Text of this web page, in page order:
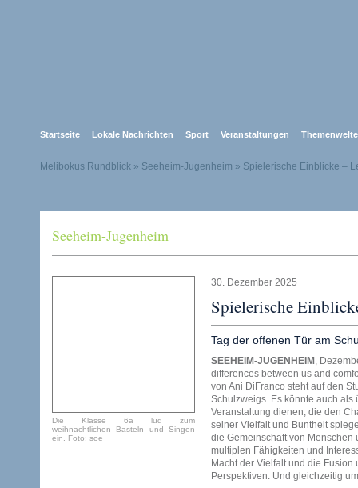
Startseite Lokale Nachrichten Sport Veranstaltungen
Melibokus Rundblick » Seeheim-Jugenheim » Spielerische Einblicke –
Seeheim-Jugenheim
Die Klasse 6a lud zum
weihnachtlichen Basteln und Singen
ein. Foto: soe
30. Dezember 2025
Spielerische
Tag der offenen Tür am
SEEHEIM-JUGENHEIM ,
differences between us and
von Ani DiFranco steht auf den
Schulzweigs. Es könnte auch als
Veranstaltung dienen, die den
seiner Vielfalt und Buntheit
die Gemeinschaft von
multiplen Fähigkeiten und
Macht der Vielfalt und die
Perspektiven. Und gleichzeitig